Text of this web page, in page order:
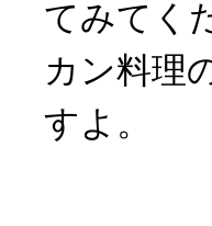
てみてく
カン料理
すよ。